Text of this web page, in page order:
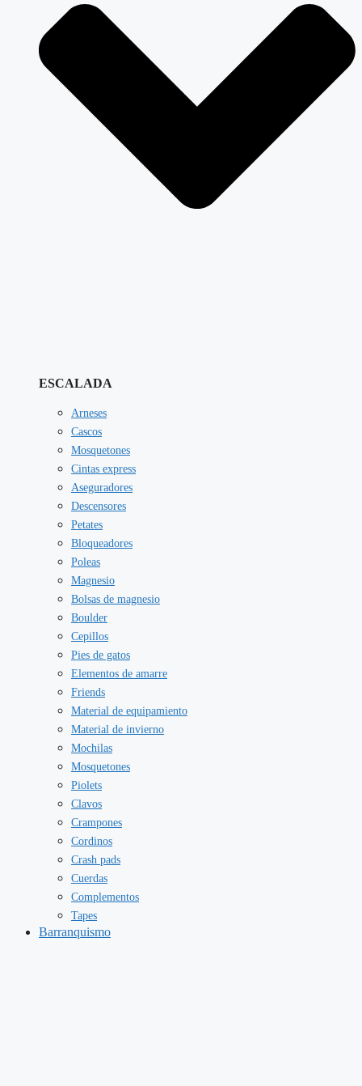
ESCALADA
Arneses
Cascos
Mosquetones
Cintas express
Aseguradores
Descensores
Petates
Bloqueadores
Poleas
Magnesio
Bolsas de magnesio
Boulder
Cepillos
Pies de gatos
Elementos de amarre
Friends
Material de equipamiento
Material de invierno
Mochilas
Mosquetones
Piolets
Clavos
Crampones
Cordinos
Crash pads
Cuerdas
Complementos
Tapes
Barranquismo